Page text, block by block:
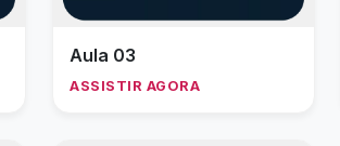
Aula 03
ASSISTIR AGORA